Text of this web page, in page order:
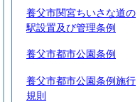
養父市関宮ちいさな道の
駅設置及び管理条例
養父市都市公園条例
養父市都市公園条例施行
規則